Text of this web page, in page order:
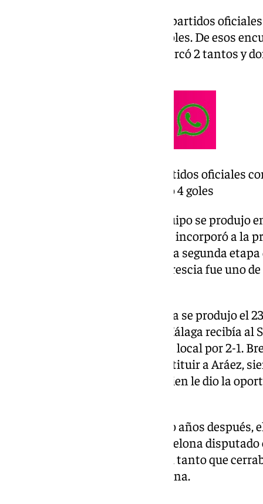
Brescia disputó un total de 174 partidos
entre 1977 y 1986, anotando 4 goles. De esos
División, categoría en la que marcó 2 tantos y
Disputó un total de 174 partidos oficiales
entre 1977 y 1986, anotando 4 goles
El salto de Brescia al primer equipo se produjo
brasileño Otto Bumbel, quien le incorporó a la
el filial malaguista. De la efímera segunda
Málaga, la promoción de José Brescia fue uno
Su debut en la máxima categoría se produjo el
tercera jornada de Liga. El CD Málaga recibía al
partido que finalizó con victoria local por 2-1.
los últimos 11 minutos tras sustituir a Aráez,
Sebastián Humberto Viberti quien le dio la
Su primer gol en Liga llegó cinco años después,
encuentro CD Málaga – FC Barcelona
central anotó en el minuto 54 el tanto que
por 1-2 ante el conjunto azulgrana.